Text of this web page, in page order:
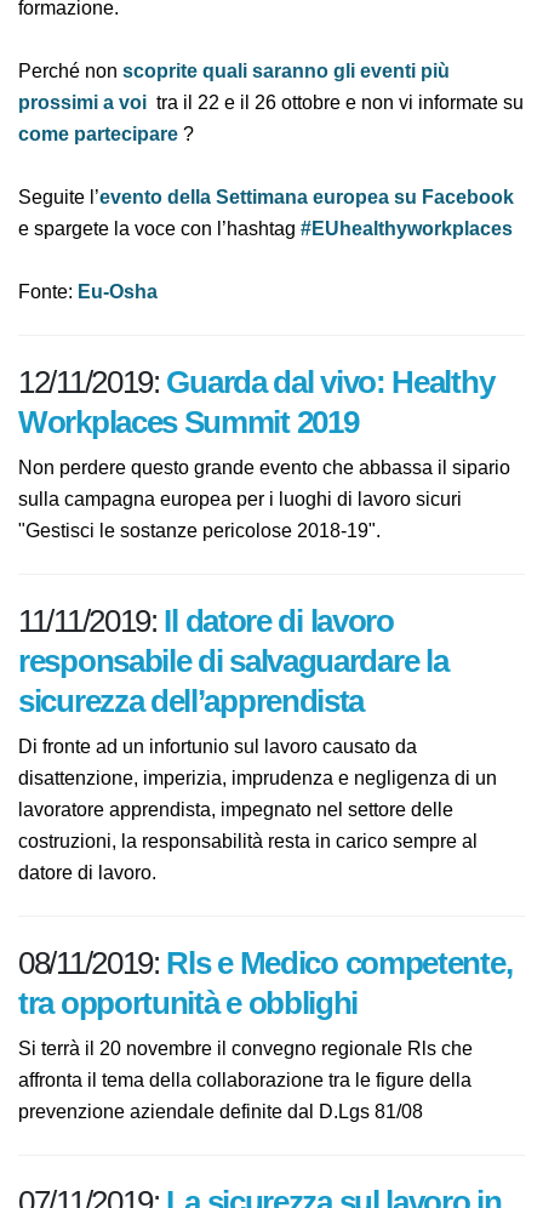
formazione.
Perché nonscoprite quali saranno gli eventi più
prossimi a voi tra il 22 e il 26 ottobre e non vi
informate sucome partecipare
Seguite l’ evento della Settimana europea su
Facebook e spargete la voce con l’hashtag
12/11/2019:Guarda dal vivo:
Healthy Workplaces Summit 2019
Non perdere questo grande evento che abbassa il
sipario sulla campagna europea per i luoghi di lavoro
11/11/2019:Il datore di lavoro
responsabile di salvaguardare la
sicurezza dell’apprendista
Di fronte ad un infortunio sul lavoro causato da
disattenzione, imperizia, imprudenza e negligenza di un
lavoratore apprendista, impegnato nel settore delle
costruzioni, la responsabilità resta in carico sempre al
08/11/2019:Rls e Medico
competente, tra opportunità e
obblighi
Si terrà il 20 novembre il convegno regionale Rls che
prevenzione aziendale definite dal D.Lgs 81/08